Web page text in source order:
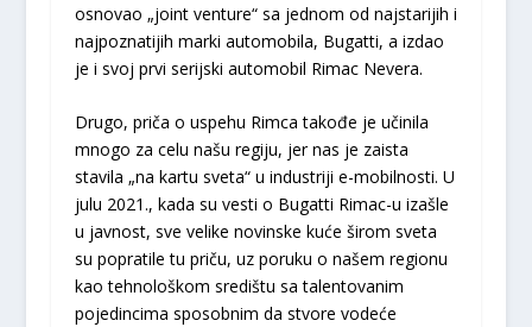
osnovao „joint venture“ sa jednom od najstarijih i
najpoznatijih marki automobila, Bugatti, a izdao
je i svoj prvi serijski automobil Rimac Nevera.
Drugo, priča o uspehu Rimca takođe je učinila
mnogo za celu našu regiju, jer nas je zaista
stavila „na kartu sveta“ u industriji e-mobilnosti. U
julu 2021., kada su vesti o Bugatti Rimac-u izašle
u javnost, sve velike novinske kuće širom sveta
su popratile tu priču, uz poruku o našem regionu
kao tehnološkom središtu sa talentovanim
pojedincima sposobnim da stvore vodeće